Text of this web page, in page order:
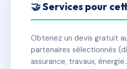
🤝 Services pour
Obtenez un devis gratuit
partenaires sélectionnés
assurance, travaux,